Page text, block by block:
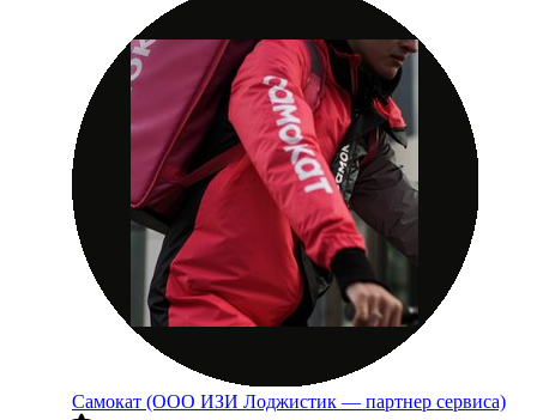
Самокат (ООО ИЗИ Лоджистик — партнер сервиса)